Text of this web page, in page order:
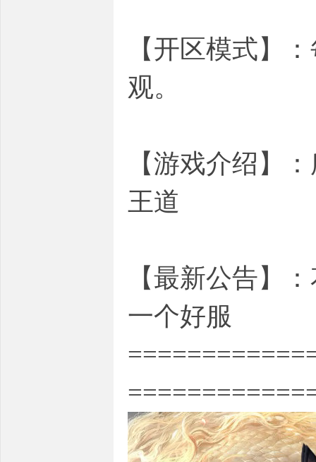
【开区模式】
观。
【游戏介绍】
王道
【最新公告】
一个好服